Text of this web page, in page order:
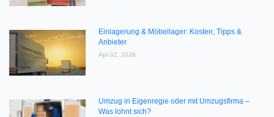
Einlagerung & Möbellager: Kosten, Tipps &
Anbieter
Apr 02, 2026
Umzug in Eigenregie oder mit Umzugsfirma –
Was lohnt sich?